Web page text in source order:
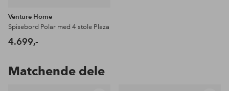
Venture Home
Spisebord Polar med 4 stole Plaza
4.699,-
Matchende dele